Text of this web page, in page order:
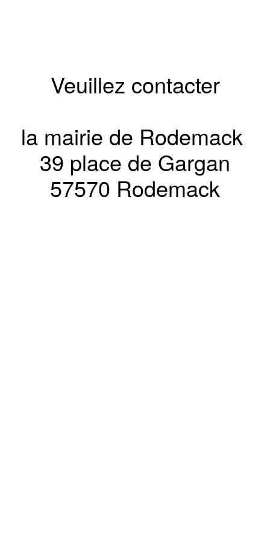
Veuillez contacter
la mairie de Rodemack
39 place de Gargan
57570 Rodemack